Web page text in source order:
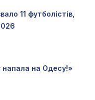
11 футболістів,
напала на Одесу!»